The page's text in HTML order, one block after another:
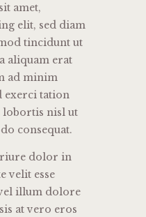
amet,
elit, sed diam
tincidunt ut
aliquam erat
ad minim
exerci tation
nisl ut
consequat.
dolor in
velit esse
illum dolore
at vero eros